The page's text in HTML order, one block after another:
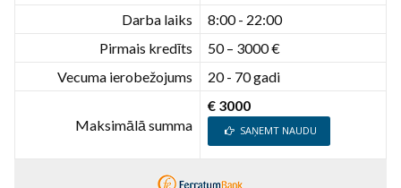
Darba laiks
8:00 - 22:00
Pirmais kredīts
50 – 3000 €
Vecuma ierobežojums
20 - 70 gadi
Maksimālā summa
€ 3000
SAŅEMT NAUDU